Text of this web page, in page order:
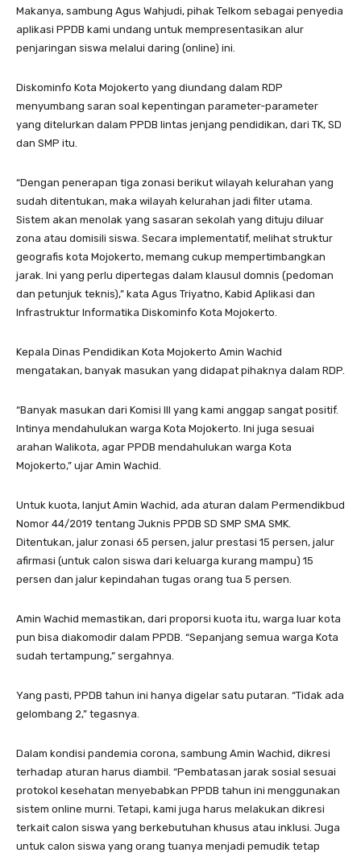
Makanya, sambung Agus Wahjudi, pihak Telkom sebagai penyedia
aplikasi PPDB kami undang untuk mempresentasikan alur
penjaringan siswa melalui daring (online) ini.
Diskominfo Kota Mojokerto yang diundang dalam RDP
menyumbang saran soal kepentingan parameter-parameter
yang ditelurkan dalam PPDB lintas jenjang pendidikan, dari TK, SD
dan SMP itu.
“Dengan penerapan tiga zonasi berikut wilayah kelurahan yang
sudah ditentukan, maka wilayah kelurahan jadi filter utama.
Sistem akan menolak yang sasaran sekolah yang dituju diluar
zona atau domisili siswa. Secara implementatif, melihat struktur
geografis kota Mojokerto, memang cukup mempertimbangkan
jarak. Ini yang perlu dipertegas dalam klausul domnis (pedoman
dan petunjuk teknis),” kata Agus Triyatno, Kabid Aplikasi dan
Infrastruktur Informatika Diskominfo Kota Mojokerto.
Kepala Dinas Pendidikan Kota Mojokerto Amin Wachid
mengatakan, banyak masukan yang didapat pihaknya dalam RDP.
“Banyak masukan dari Komisi III yang kami anggap sangat positif.
Intinya mendahulukan warga Kota Mojokerto. Ini juga sesuai
arahan Walikota, agar PPDB mendahulukan warga Kota
Mojokerto,” ujar Amin Wachid.
Untuk kuota, lanjut Amin Wachid, ada aturan dalam Permendikbud
Nomor 44/2019 tentang Juknis PPDB SD SMP SMA SMK.
Ditentukan, jalur zonasi 65 persen, jalur prestasi 15 persen, jalur
afirmasi (untuk calon siswa dari keluarga kurang mampu) 15
persen dan jalur kepindahan tugas orang tua 5 persen.
Amin Wachid memastikan, dari proporsi kuota itu, warga luar kota
pun bisa diakomodir dalam PPDB. “Sepanjang semua warga Kota
sudah tertampung,” sergahnya.
Yang pasti, PPDB tahun ini hanya digelar satu putaran. “Tidak ada
gelombang 2,” tegasnya.
Dalam kondisi pandemia corona, sambung Amin Wachid, dikresi
terhadap aturan harus diambil. “Pembatasan jarak sosial sesuai
protokol kesehatan menyebabkan PPDB tahun ini menggunakan
sistem online murni. Tetapi, kami juga harus melakukan dikresi
terkait calon siswa yang berkebutuhan khusus atau inklusi. Juga
untuk calon siswa yang orang tuanya menjadi pemudik tetap